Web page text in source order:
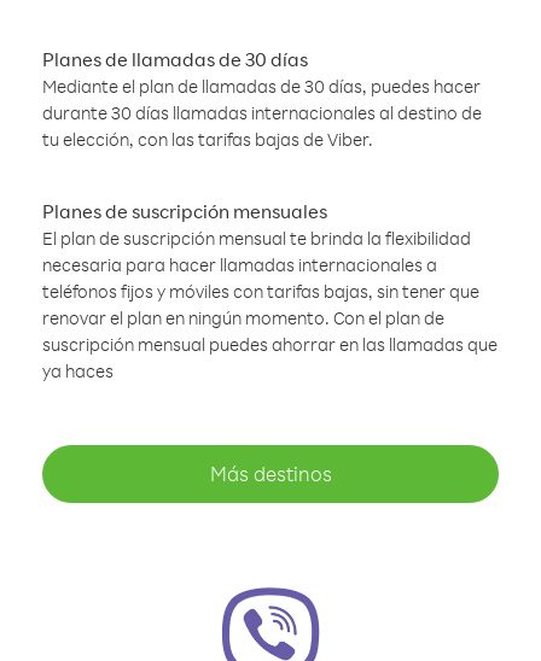
Planes de llamadas de 30 días
Mediante el plan de llamadas de 30 días, puedes hacer
durante 30 días llamadas internacionales al destino de
tu elección, con las tarifas bajas de Viber.
Planes de suscripción mensuales
El plan de suscripción mensual te brinda la flexibilidad
necesaria para hacer llamadas internacionales a
teléfonos fijos y móviles con tarifas bajas, sin tener que
renovar el plan en ningún momento. Con el plan de
suscripción mensual puedes ahorrar en las llamadas que
ya haces
Más destinos